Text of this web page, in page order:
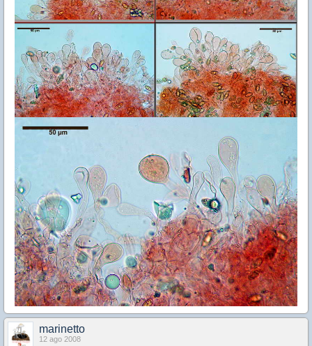
marinetto
12 ago 2008